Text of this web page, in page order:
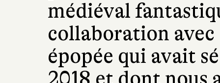
médiéval
collaboration
épopée qui avait